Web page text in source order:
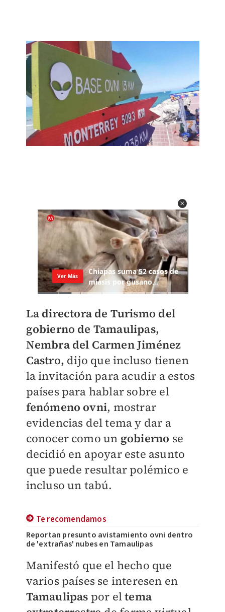
La directora de Turismo del
gobierno de Tamaulipas,
Nembra del Carmen Jiménez
Castro, dijo que incluso tienen
la invitación para acudir a estos
países para hablar sobre el
fenómeno ovni, mostrar
evidencias del tema y dar a
conocer como un gobierno se
decidió en apoyar este asunto
que puede resultar polémico e
incluso un tabú.
Te recomendamos
Reportan presunto avistamiento ovni dentro
de 'extrañas' nubes en Tamaulipas
Manifestó que el hecho que
varios países se interesen en
Tamaulipas por eltema